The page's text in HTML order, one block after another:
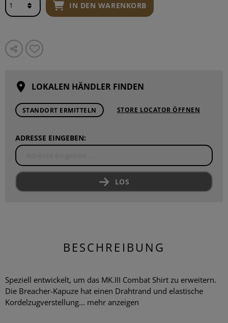
IN DEN WARENKORB
LOKALEN HÄNDLER FINDEN
STANDORT ERMITTELN STORE LOCATOR ÖFFNEN
ADRESSE EINGEBEN:
LOS
BESCHREIBUNG
Speziell entwickelt, um das MK.III Combat Shirt zu erweitern.
Die Breacher-Kapuze hat einen Drahtrand und elastische
Kordelzugverstellung... mehr anzeigen